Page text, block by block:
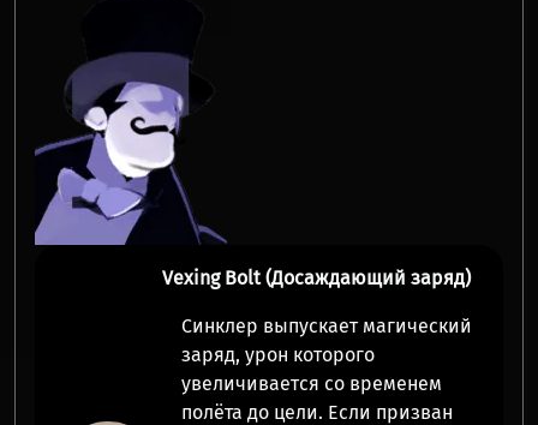
Vexing Bolt (Досаждающий заряд)
Синклер выпускает магический
заряд, урон которого
увеличивается со временем
полёта до цели. Если призван